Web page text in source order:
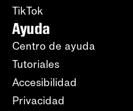
TikTok
Ayuda
Centro de ayuda
Tutoriales
Accesibilidad
Privacidad